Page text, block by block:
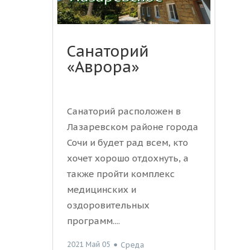
Санаторий
«Аврора»
Санаторий расположен в
Лазаревском районе города
Сочи и будет рад всем, кто
хочет хорошо отдохнуть, а
также пройти комплекс
медицинских и
оздоровительных
программ....
2021 Май 05 ● Среда